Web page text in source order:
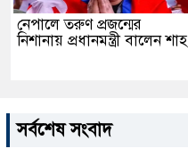
নেপালে তরুণ প্রজন্মের
নিশানায় প্রধানমন্ত্রী বালেন শাহ
সর্বশেষ সংবাদ